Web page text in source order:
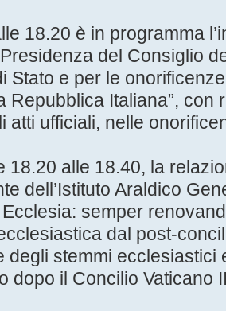
18.20 è in programma
del Consiglio
Stato e per le
Repubblica Italiana”, con
atti ufficiali, nelle
18.20 alle 18.40, la
dell’Istituto Araldico
semper
dal post-
degli stemmi ecclesiastici
dopo il Concilio Vaticano